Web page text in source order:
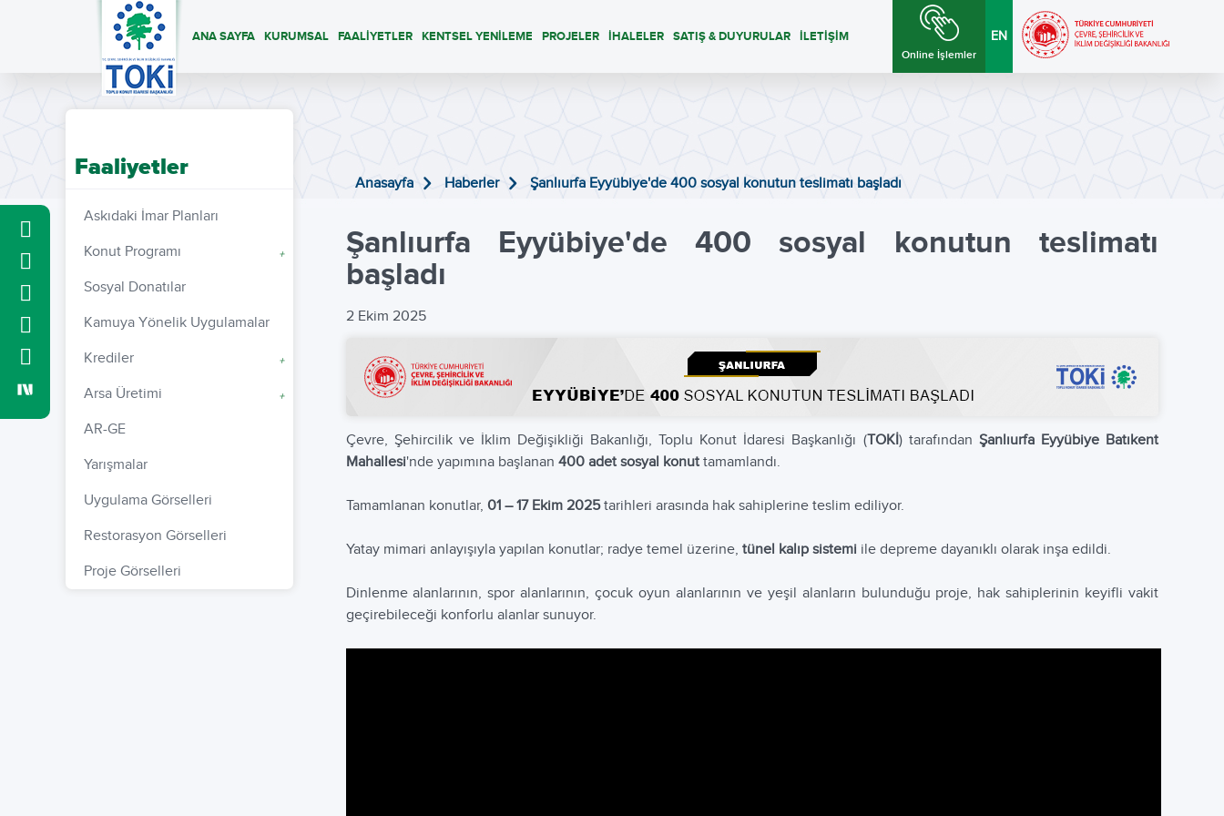
ANA SAYFA KURUMSAL FAALİYETLER KENTSEL YENİLEME PROJELER İHALELER SATIŞ & DUYURULAR İLETİŞİM
Online İşlemler
EN
Faaliyetler
Askıdaki İmar Planları
Konut Programı +
Sosyal Donatılar
Kamuya Yönelik Uygulamalar
Krediler +
Arsa Üretimi +
AR-GE
Yarışmalar
Uygulama Görselleri
Restorasyon Görselleri
Proje Görselleri
Anasayfa Haberler Şanlıurfa Eyyübiye'de 400 sosyal konutun teslimatı başladı
Şanlıurfa Eyyübiye'de 400 sosyal konutun teslimatı
başladı
2 Ekim 2025
Çevre, Şehircilik ve İklim Değişikliği Bakanlığı, Toplu Konut İdaresi Başkanlığı (TOKİ) tarafından Şanlıurfa Eyyübiye Batıkent
Mahallesi'nde yapımına başlanan 400 adet sosyal konuttamamlandı.
Tamamlanan konutlar, 01 – 17 Ekim 2025tarihleri arasında hak sahiplerine teslim ediliyor.
Yatay mimari anlayışıyla yapılan konutlar; radye temel üzerine, tünel kalıp sistemiile depreme dayanıklı olarak inşa edildi.
Dinlenme alanlarının, spor alanlarının, çocuk oyun alanlarının ve yeşil alanların bulunduğu proje, hak sahiplerinin keyifli vakit
geçirebileceği konforlu alanlar sunuyor.